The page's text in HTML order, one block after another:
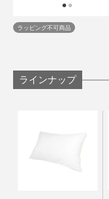
ラッピング不可商品
ラインナップ